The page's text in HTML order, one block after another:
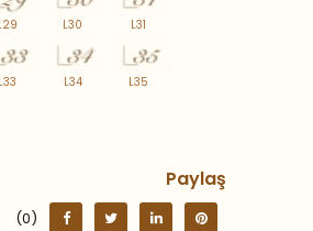
L30 L31
L33 L34 L35
Paylaş
(0)